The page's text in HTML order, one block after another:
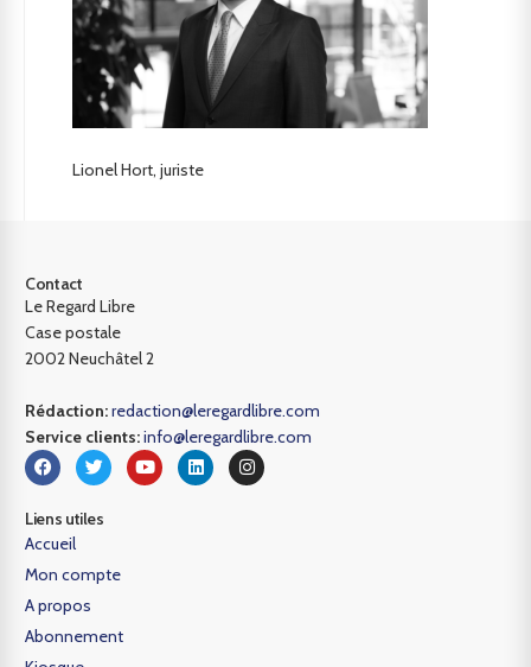
Lionel Hort, juriste
Contact
Le Regard Libre
Case postale
2002 Neuchâtel 2
Rédaction:redaction@leregardlibre.com
Service clients:info@leregardlibre.com
Liens utiles
Accueil
Mon compte
A propos
Abonnement